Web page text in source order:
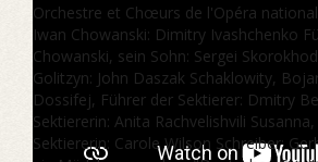
Orchestre et Chœurs de l'Opéra
Iwan Chowanski: Dimitry Ivashchenko
Chowanski, sein Sohn: Sergei
Golitzyn: John Daszak Schaklowity,
Dossifej, Führer der Sektierer: Dmitry
Sektiererin: Anita Rachvelishvili
Sektiererin: Carole Wilson Schreiber: